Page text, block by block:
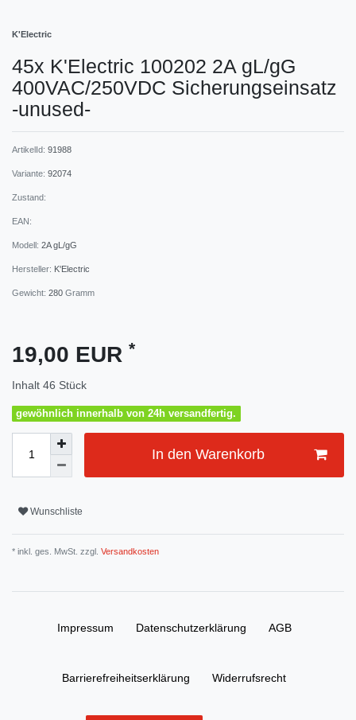
K'Electric
45x K'Electric 100202 2A gL/gG
400VAC/250VDC Sicherungseinsatz
-unused-
ArtikelId: 91988
Variante: 92074
Zustand:
EAN:
Modell: 2A gL/gG
Hersteller: K'Electric
Gewicht: 280 Gramm
19,00 EUR *
Inhalt 46 Stück
gewöhnlich innerhalb von 24h versandfertig.
In den Warenkorb
Wunschliste
* inkl. ges. MwSt. zzgl. Versandkosten
Impressum Daten­schutz­erklärung AGB
Barrierefreiheitserklärung Widerrufs­recht